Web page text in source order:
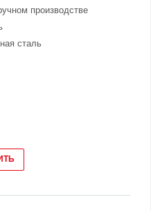
производстве
сталь